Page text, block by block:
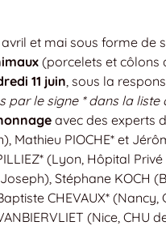
avril et mai sous forme de
(porcelets et côlons
11 juin , sous la
par le signe * dans la liste
avec des experts
Mathieu PIOCHE* et
(Lyon, Hôpital
Stéphane KOCH
CHEVAUX* (Nancy,
(Nice, CHU